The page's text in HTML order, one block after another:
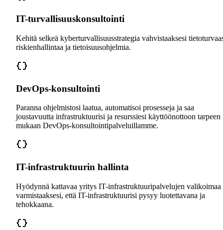
IT-turvallisuuskonsultointi
Kehitä selkeä kyberturvallisuusstrategia vahvistaaksesi
riskienhallintaa ja tietoisuusohjelmia.
DevOps-konsultointi
Paranna ohjelmistosi laatua, automatisoi prosesseja ja saa
joustavuutta infrastruktuurisi ja resurssiesi käyttöönottoon tarpeen
mukaan DevOps-konsultointipalveluillamme.
IT-infrastruktuurin hallinta
Hyödynnä kattavaa yritys IT-infrastruktuuripalvelujen valikoimaa
varmistaaksesi, että IT-infrastruktuurisi pysyy luotettavana ja
tehokkaana.